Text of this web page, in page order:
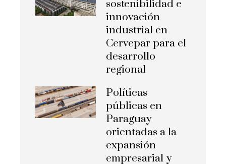
sostenibilidad e
innovación
industrial en
Cervepar para el
desarrollo
regional
Políticas
públicas en
Paraguay
orientadas a la
expansión
empresarial y